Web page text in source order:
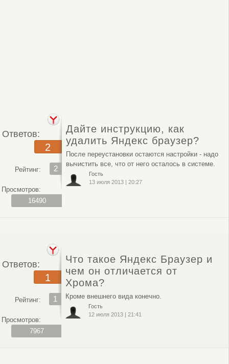
Ответов:
2
Рейтинг: 2
Просмотров:
16490
Дайте инструкцию, как
удалить Яндекс браузер?
После переустановки остаются настройки - надо
вычистить все, что от него осталось в системе.
Гость
13 июля 2013| 20:27
Ответов:
1
Рейтинг: 1
Просмотров:
7967
Что такое Яндекс Браузер и
чем он отличается от
Хрома?
Кроме внешнего вида конечно.
Гость
12 июля 2013 |21:41